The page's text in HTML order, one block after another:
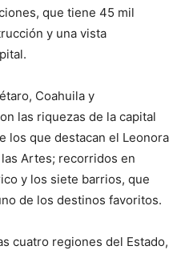
que tiene 45 mil
y una vista
Coahuila y
las riquezas de la capital
los que destacan el Leonora
Artes; recorridos en
y los siete barrios, que
de los destinos favoritos.
cuatro regiones del Estado,